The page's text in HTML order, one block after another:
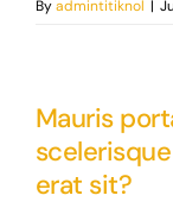
Byadmintitiknol |
Mauris
erat sit?